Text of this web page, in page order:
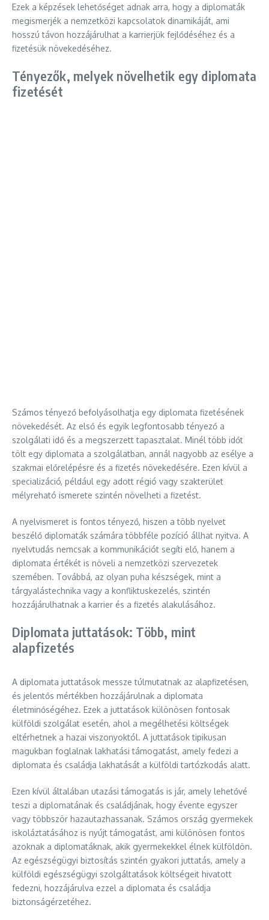
Ezek a képzések lehetőséget adnak arra, hogy a diplomaták
megismerjék a nemzetközi kapcsolatok dinamikáját, ami
hosszú távon hozzájárulhat a karrierjük fejlődéséhez és a
fizetésük növekedéséhez.
Tényezők, melyek növelhetik egy diplomata
fizetését
Számos tényező befolyásolhatja egy diplomata fizetésének
növekedését. Az első és egyik legfontosabb tényező a
szolgálati idő és a megszerzett tapasztalat. Minél több időt
tölt egy diplomata a szolgálatban, annál nagyobb az esélye a
szakmai előrelépésre és a fizetés növekedésére. Ezen kívül a
specializáció, például egy adott régió vagy szakterület
mélyreható ismerete szintén növelheti a fizetést.
A nyelvismeret is fontos tényező, hiszen a több nyelvet
beszélő diplomaták számára többféle pozíció állhat nyitva. A
nyelvtudás nemcsak a kommunikációt segíti elő, hanem a
diplomata értékét is növeli a nemzetközi szervezetek
szemében. Továbbá, az olyan puha készségek, mint a
tárgyalástechnika vagy a konfliktuskezelés, szintén
hozzájárulhatnak a karrier és a fizetés alakulásához.
Diplomata juttatások: Több, mint
alapfizetés
A diplomata juttatások messze túlmutatnak az alapfizetésen,
és jelentős mértékben hozzájárulnak a diplomata
életminőségéhez. Ezek a juttatások különösen fontosak
külföldi szolgálat esetén, ahol a megélhetési költségek
eltérhetnek a hazai viszonyoktól. A juttatások tipikusan
magukban foglalnak lakhatási támogatást, amely fedezi a
diplomata és családja lakhatását a külföldi tartózkodás alatt.
Ezen kívül általában utazási támogatás is jár, amely lehetővé
teszi a diplomatának és családjának, hogy évente egyszer
vagy többször hazautazhassanak. Számos ország gyermekek
iskoláztatásához is nyújt támogatást, ami különösen fontos
azoknak a diplomatáknak, akik gyermekekkel élnek külföldön.
Az egészségügyi biztosítás szintén gyakori juttatás, amely a
külföldi egészségügyi szolgáltatások költségeit hivatott
fedezni, hozzájárulva ezzel a diplomata és családja
biztonságérzetéhez.